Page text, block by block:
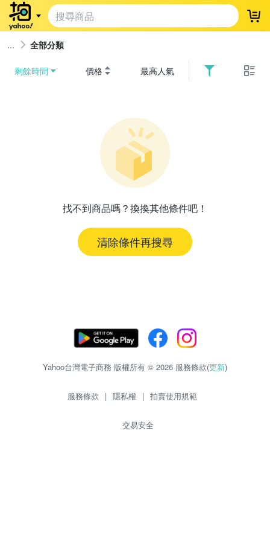
登
全部分類
剩餘時間 價格 最高人氣
找不到商品嗎？換換其他條件吧！
清除條件再搜尋
Yahoo台灣電子商務 版權所有 © 2026 服務條款(更新)
服務條款 | 隱私權 | 拍賣使用規範
交易安全